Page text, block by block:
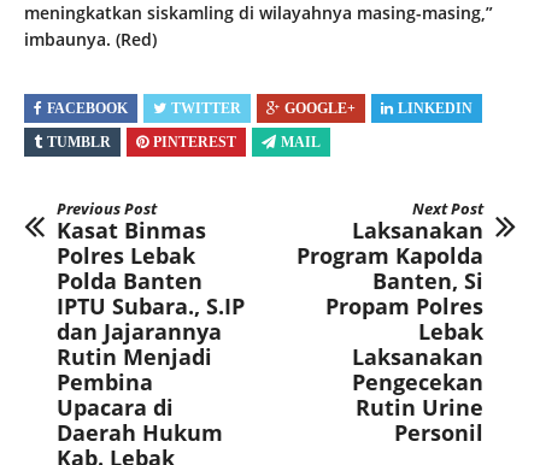
meningkatkan siskamling di wilayahnya masing-masing,”
imbaunya. (Red)
FACEBOOK TWITTER GOOGLE+
LINKEDIN
TUMBLR
PINTEREST MAIL
Previous Post
Kasat Binmas
Polres Lebak
Polda Banten
IPTU Subara., S.IP
dan Jajarannya
Rutin Menjadi
Pembina
Upacara di
Daerah Hukum
Kab. Lebak
Next Post
Laksanakan
Program Kapolda
Banten, Si
Propam Polres
Lebak
Laksanakan
Pengecekan
Rutin Urine
Personil